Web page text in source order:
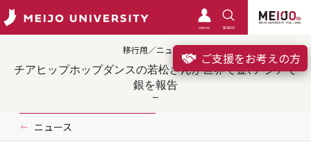
meimo SEARCH
ご支援をお考えの方
移行用／ニュース
チアヒップホップダンスの若松さんが世界で金、アジアで
銀を報告
ニュース